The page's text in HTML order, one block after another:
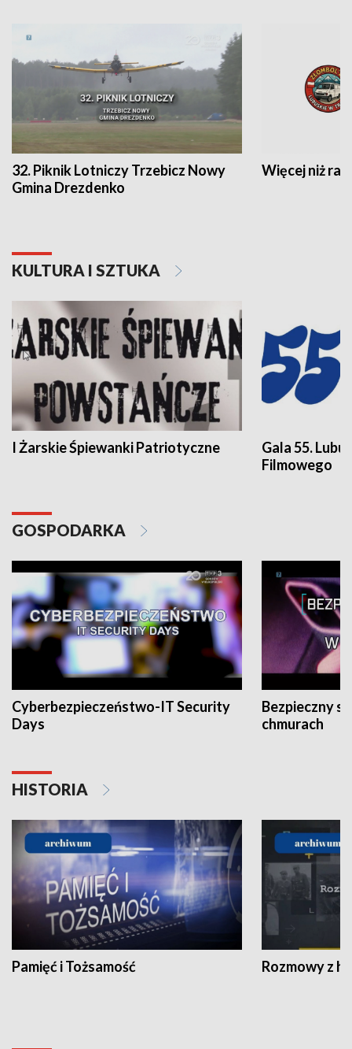
32. Piknik Lotniczy Trzebicz Nowy
Gmina Drezdenko
Więcej niż rajd
KULTURA I SZTUKA
I Żarskie Śpiewanki Patriotyczne
Gala 55.
Filmowego
GOSPODARKA
Cyberbezpieczeństwo-IT Security
Days
Bezpieczny
chmurach
HISTORIA
Pamięć i Tożsamość Rozmowy z